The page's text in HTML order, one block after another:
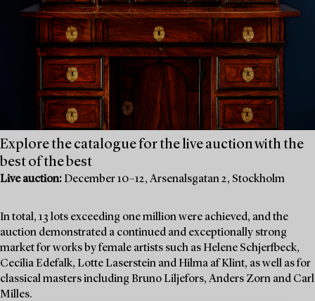
Explore the catalogue for the live auction with the
best of the best
Live auction: December 10–12, Arsenalsgatan 2, Stockholm
In total, 13 lots exceeding one million were achieved, and the
auction demonstrated a continued and exceptionally strong
market for works by female artists such as Helene Schjerfbeck,
Cecilia Edefalk, Lotte Laserstein and Hilma af Klint, as well as for
classical masters including Bruno Liljefors, Anders Zorn and Carl
Milles.